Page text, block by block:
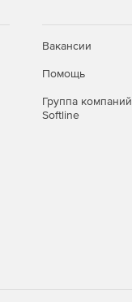
Вакансии
Помощь
Группа компаний
Softline